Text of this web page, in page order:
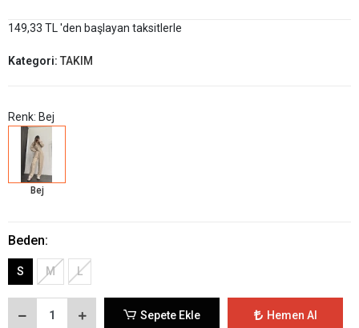
149,33 TL 'den başlayan taksitlerle
Kategori: TAKIM
Renk: Bej
Bej
Beden:
S M L
Sepete Ekle Hemen Al